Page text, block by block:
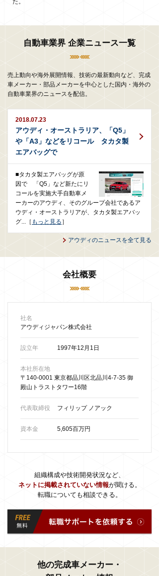
た。
自動車業界 企業ニュース一覧
売上動向や海外展開情報、技術の最新動向など、完成
車メーカー・部品メーカーを中心とした国内・海外の
自動車業界のニュースを配信。
2018.07.23
アウディ・オーストラリア、「Q5」
や「A3」などをリコール タカタ製
エアバッグで
■タカタ製エアバッグが原
因で 「Q5」など新たにリ
コールを実施大手自動車メ
ーカーのアウディ、そのグループ会社であるア
ウディ・オーストラリアが、タカタ製エアバッ
グ...［ もっと見る ］
アウディのニュースを全て見る
会社概要
社名
アウディジャパン株式会社
設立年 1997年12月1日
本社所在地
〒140-0001 東京都品川区北品川4-7-35 御
殿山トラストタワー16階
代表取締役 フィリップ ノアック
資本金 5,605百万円
組織構成や技術開発状況など、
ネットに掲載されていない情報が聞ける。
転職についても相談できる。
他の完成車メーカー・